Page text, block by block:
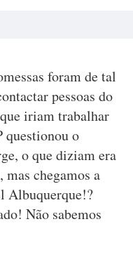
foram de tal
pessoas do
iriam trabalhar
questionou o
o que diziam era
mas chegamos a
Albuquerque!?
Não sabemos